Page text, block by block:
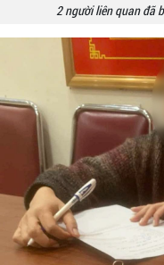
2 người liên quan đã